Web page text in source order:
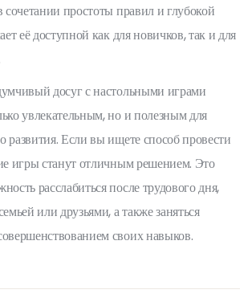
сочетании простоты правил и глубокой
её доступной как для новичков, так и для
досуг с настольными играми
увлекательным, но и полезным для
развития. Если вы ищете способ провести
игры станут отличным решением. Это
расслабиться после трудового дня,
или друзьями, а также заняться
своих навыков.